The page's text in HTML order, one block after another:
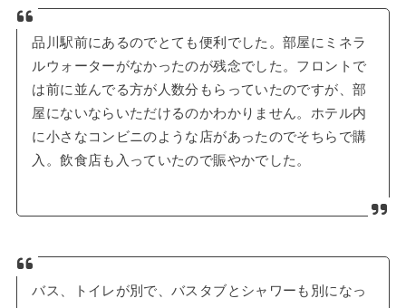
品川駅前にあるのでとても便利でした。部屋にミネラ
ルウォーターがなかったのが残念でした。フロントで
は前に並んでる方が人数分もらっていたのですが、部
屋にないならいただけるのかわかりません。ホテル内
に小さなコンビニのような店があったのでそちらで購
入。飲食店も入っていたので賑やかでした。
バス、トイレが別で、バスタブとシャワーも別になっ